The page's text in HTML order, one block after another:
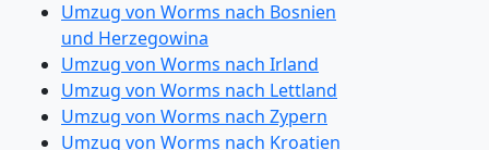
Umzug von Worms nach Bosnien
und Herzegowina
Umzug von Worms nach Irland
Umzug von Worms nach Lettland
Umzug von Worms nach Zypern
Umzug von Worms nach Kroatien